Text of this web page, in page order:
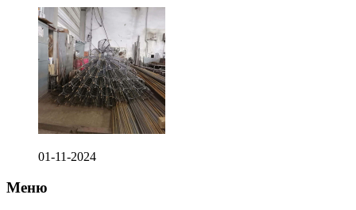
01-11-2024
Меню